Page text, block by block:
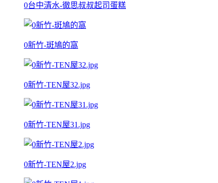
0台中清水-徹思叔叔起司蛋糕
0新竹-斑鳩的窩
0新竹-TEN屋32.jpg
0新竹-TEN屋31.jpg
0新竹-TEN屋2.jpg